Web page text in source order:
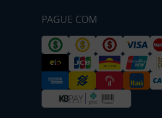
PAGUE COM